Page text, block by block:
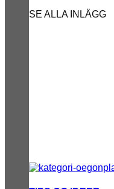
SE ALLA INLÄGG